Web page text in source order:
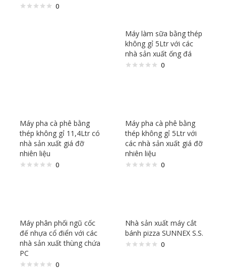
0
Máy làm sữa bằng thép
không gỉ 5Ltr với các
nhà sản xuất ống đá
0
Máy pha cà phê bằng
thép không gỉ 11,4Ltr có
nhà sản xuất giá đỡ
nhiên liệu
0
Máy pha cà phê bằng
thép không gỉ 5Ltr với
các nhà sản xuất giá đỡ
nhiên liệu
0
Máy phân phối ngũ cốc
đế nhựa cổ điển với các
nhà sản xuất thùng chứa
PC
0
Nhà sản xuất máy cắt
bánh pizza SUNNEX S.S.
0